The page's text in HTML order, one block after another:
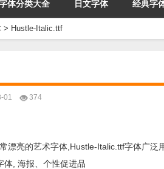
体分类大全 日文字体 经典字
> Hustle-Italic.ttf
01 374
漂亮的艺术字体,Hustle-Italic.ttf字体广
体, 海报、个性促进品